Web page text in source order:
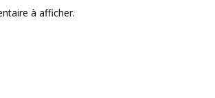
à afficher.